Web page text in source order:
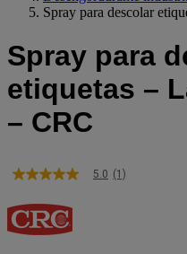
Spray para descolar
Spray para
etiquetas –
– CRC
5.0
5
estrelas,
valor
5.0 (1)